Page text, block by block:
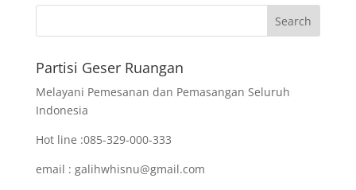
Partisi Geser Ruangan
Melayani Pemesanan dan Pemasangan Seluruh
Indonesia
Hot line :085-329-000-333
email : galihwhisnu@gmail.com